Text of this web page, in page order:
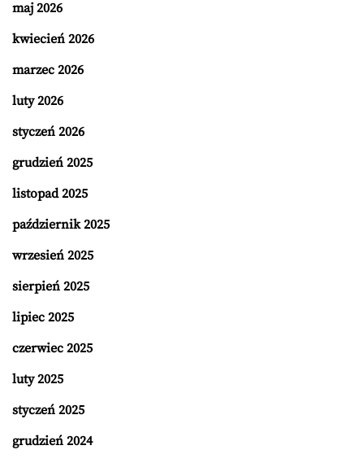
maj 2026
kwiecień 2026
marzec 2026
luty 2026
styczeń 2026
grudzień 2025
listopad 2025
październik 2025
wrzesień 2025
sierpień 2025
lipiec 2025
czerwiec 2025
luty 2025
styczeń 2025
grudzień 2024